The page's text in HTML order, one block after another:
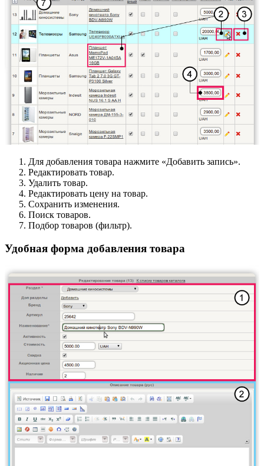
Для добавления товара нажмите «Добавить запись».
Редактировать товар.
Удалить товар.
Редактировать цену на товар.
Сохранить изменения.
Поиск товаров.
Подбор товаров (фильтр).
Удобная форма добавления товара